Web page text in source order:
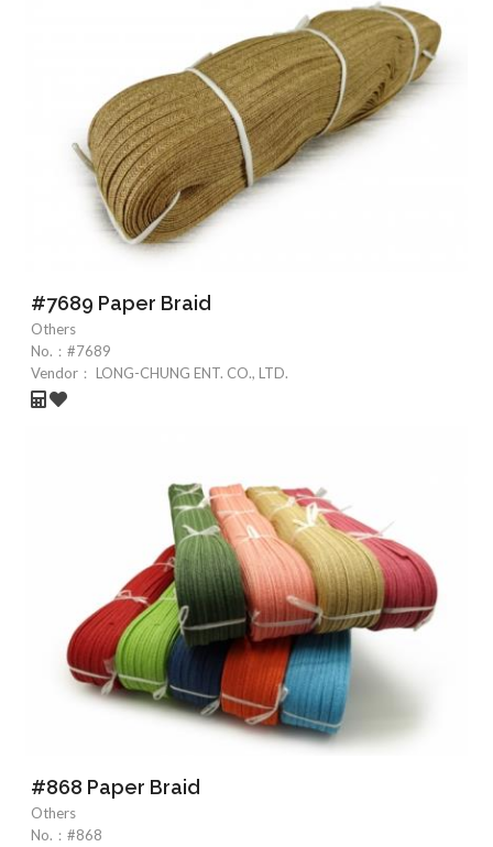
#7689 Paper Braid
Others
No.： #7689
Vendor：
LONG-CHUNG ENT. CO., LTD.
#868 Paper Braid
Others
No.： #868